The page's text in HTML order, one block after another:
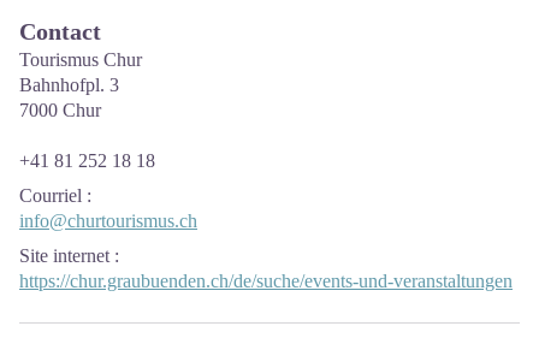
Contact
Tourismus Chur
Bahnhofpl. 3
7000 Chur
+41 81 252 18 18
Courriel :
info@churtourismus.ch
Site internet :
https://chur.graubuenden.ch/de/suche/events-und-veranstaltungen